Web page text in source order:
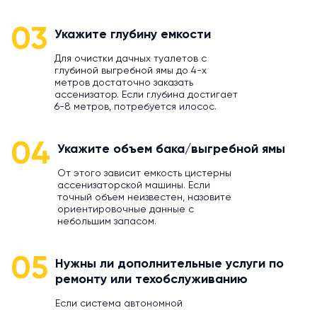
03 Укажите глубину емкости
Для очистки дачных туалетов с
глубиной выгребной ямы до 4-х
метров достаточно заказать
ассенизатор. Если глубина достигает
6-8 метров, потребуется илосос.
04 Укажите объем бака/выгребной ямы
От этого зависит емкость цистерны
ассенизаторской машины. Если
точный объем неизвестен, назовите
ориентировочные данные с
небольшим запасом.
05
Нужны ли дополнительные услуги по
ремонту или техобслуживанию
Если система автономной